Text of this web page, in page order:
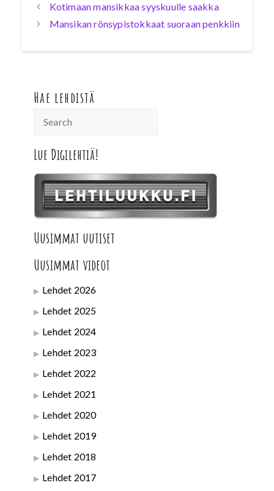
Kotimaan mansikkaa syyskuulle saakka
Mansikan rönsypistokkaat suoraan penkkiin
Hae lehdistä
Lue Digilehtiä!
Uusimmat uutiset
Uusimmat videot
Lehdet 2026
Lehdet 2025
Lehdet 2024
Lehdet 2023
Lehdet 2022
Lehdet 2021
Lehdet 2020
Lehdet 2019
Lehdet 2018
Lehdet 2017